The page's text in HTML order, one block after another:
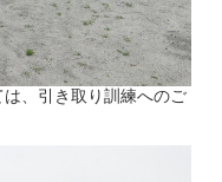
、引き取り訓練へのご